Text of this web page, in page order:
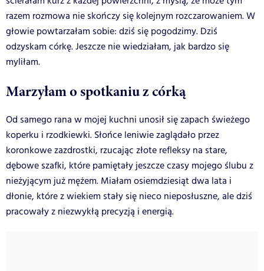
razem rozmowa nie skończy się kolejnym rozczarowaniem. W
głowie powtarzałam sobie: dziś się pogodzimy. Dziś
odzyskam córkę. Jeszcze nie wiedziałam, jak bardzo się
myliłam.
Marzyłam o spotkaniu z córką
Od samego rana w mojej kuchni unosił się zapach świeżego
koperku i rzodkiewki. Słońce leniwie zaglądało przez
koronkowe zazdrostki, rzucając złote refleksy na stare,
dębowe szafki, które pamiętały jeszcze czasy mojego ślubu z
nieżyjącym już mężem. Miałam osiemdziesiąt dwa lata i
dłonie, które z wiekiem stały się nieco nieposłuszne, ale dziś
pracowały z niezwykłą precyzją i energią.